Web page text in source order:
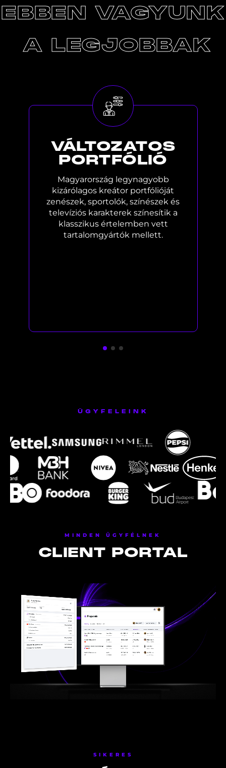
EBBEN VAGYUNK
A LEGJOBBAK
VÁLTOZATOS
PORTFÓLIÓ
Magyarország legynagyobb
kizárólagos kreátor portfólióját
zenészek, sportolók, színészek és
televíziós karakterek színesítik a
klasszikus értelemben vett
tartalomgyártók mellett.
ÜGYFELEINK
MINDEN ÜGYFÉLNEK
CLIENT PORTAL
SIKERES